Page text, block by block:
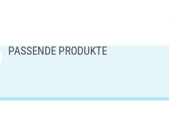
PASSENDE PRODUKTE